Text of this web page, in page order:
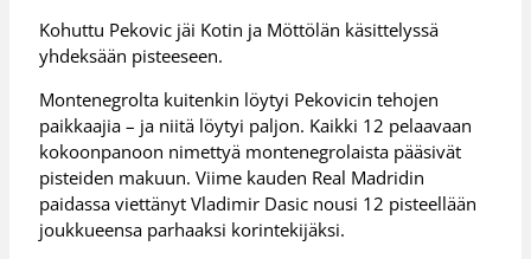
Kohuttu Pekovic jäi Kotin ja Möttölän käsittelyssä
yhdeksään pisteeseen.
Montenegrolta kuitenkin löytyi Pekovicin tehojen
paikkaajia – ja niitä löytyi paljon. Kaikki 12 pelaavaan
kokoonpanoon nimettyä montenegrolaista pääsivät
pisteiden makuun. Viime kauden Real Madridin
paidassa viettänyt Vladimir Dasic nousi 12 pisteellään
joukkueensa parhaaksi korintekijäksi.